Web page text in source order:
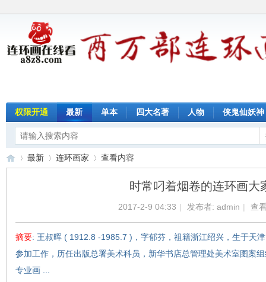
权限开通 最新 单本 四大名著 人物 侠鬼仙妖神
最新 连环画家 查看内容
时常叼着烟卷的连环画大
2017-2-9 04:33 | 发布者: admin | 查
摘要: 王叔晖 ( 1912.8 -1985.7 )，字郁芬，祖籍浙江绍兴，生于天
参加工作，历任出版总署美术科员，新华书店总管理处美术室图案
专业画 ...